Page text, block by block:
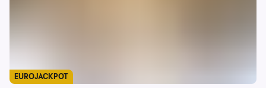
EUROJACKPOT